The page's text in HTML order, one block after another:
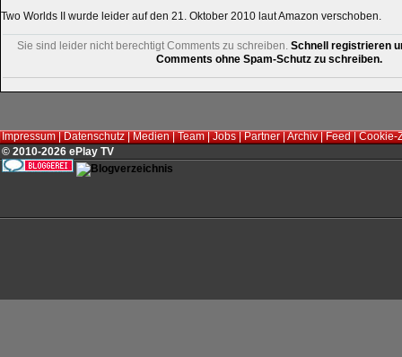
Two Worlds II wurde leider auf den 21. Oktober 2010 laut Amazon verschoben.
Sie sind leider nicht berechtigt Comments zu schreiben. Schnell registrieren
Comments ohne Spam-Schutz zu schreiben.
Impressum|Datenschutz|Medien|Team|Jobs|Partner|Archiv|Feed|Cookie-
© 2010-2026 ePlay TV